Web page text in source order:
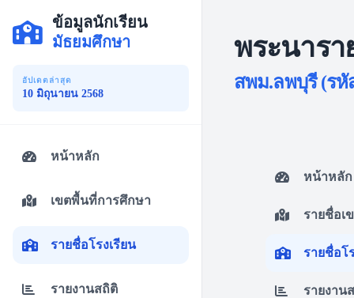
พระนาร
สพม.ลพบุรี (รหัส
หน้าหลัก
รายชื่อเ
รายชื่อโ
รายงาน
ข้อมูลนักเรียน
มัธยมศึกษา
อัปเดตล่าสุด
10 มิถุนายน 2568
หน้าหลัก
เขตพื้นที่การศึกษา
รายชื่อโรงเรียน
รายงานสถิติ